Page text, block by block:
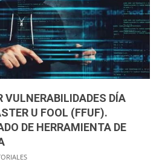
VULNERABILIDADES DÍA
U FOOL (FFUF).
DE HERRAMIENTA DE